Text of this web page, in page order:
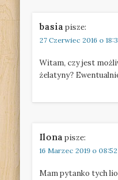
basia pisze:
27 Czerwiec 2016 o
Witam, czy jest
żelatyny?
Ilona pisze:
16 Marzec 2019 o 08:52
Mam pytanko tych